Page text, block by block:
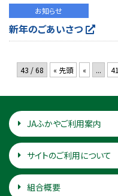
お知らせ
新年のごあいさつ
43 / 68 « 先頭 « ... 41
JAふかやご利用案内
サイトのご利用について
組合概要